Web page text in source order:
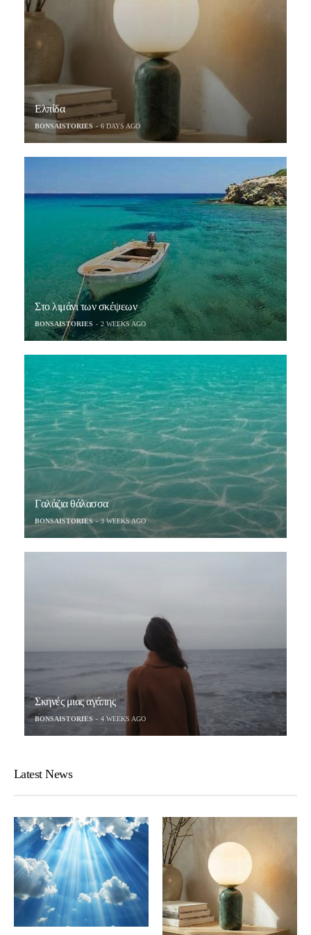
Ελπίδα
BONSAISTORIES 6 DAYS AGO
Στο λιμάνι των σκέψεων
BONSAISTORIES 2 WEEKS AGO
Γαλάζια θάλασσα
BONSAISTORIES 3 WEEKS AGO
Σκηνές μιας αγάπης
BONSAISTORIES 4 WEEKS AGO
Latest News